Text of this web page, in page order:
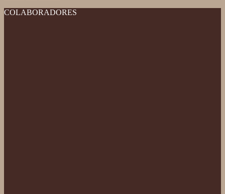
COLABORADORES